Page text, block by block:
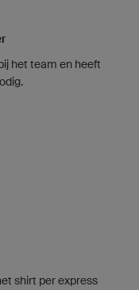
het team en heeft
shirt per express